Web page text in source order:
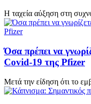
Η ταχεία αύξηση στη
Όσα πρέπει να
Covid-19 της Pfizer
Μετά την είδηση ότι το